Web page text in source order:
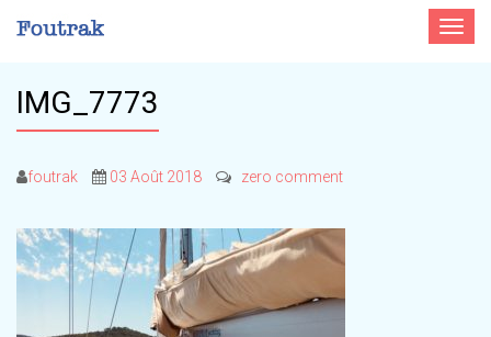
Toggle
IMG_7773
foutrak 03 Août 2018 zero comment